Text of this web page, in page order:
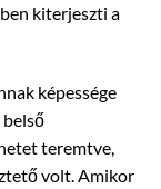
kiterjeszti a
képessége
teremtve,
volt. Amikor